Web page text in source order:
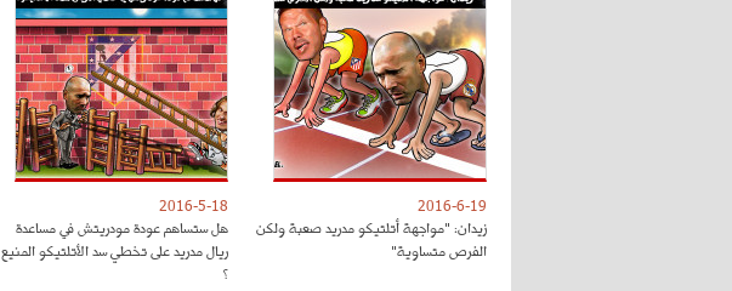
2016-6-19
زيدان: "مواجهة أتلتيكو مدريد صعبة ولكن
الفرص متساوية"
2016-5-18
هل ستساهم عودة مودريتش في مساعدة
ريال مدريد على تخطي سد الأتلتيكو المنيع
؟